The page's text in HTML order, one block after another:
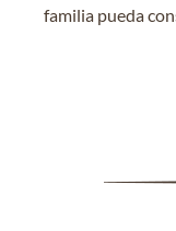
familia pueda